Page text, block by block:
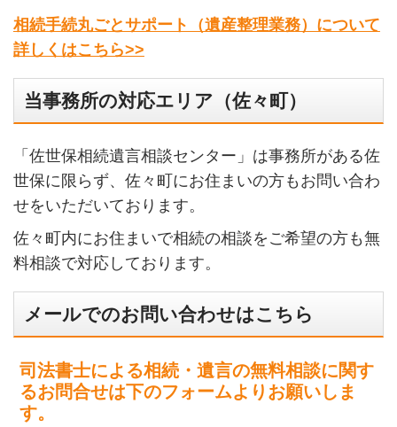
相続手続丸ごとサポート（遺産整理業務）について
詳しくはこちら>>
当事務所の対応エリア（佐々町）
「佐世保相続遺言相談センター」は事務所がある佐
世保に限らず、佐々町にお住まいの方もお問い合わ
せをいただいております。
佐々町内にお住まいで相続の相談をご希望の方も無
料相談で対応しております。
メールでのお問い合わせはこちら
司法書士による相続・遺言の無料相談に関す
るお問合せは下のフォームよりお願いしま
す。